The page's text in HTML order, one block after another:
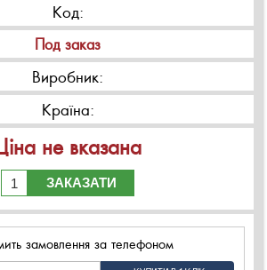
Код:
Под заказ
Виробник:
Країна:
не вказана
ЗАКАЗАТИ
замовлення за телефоном